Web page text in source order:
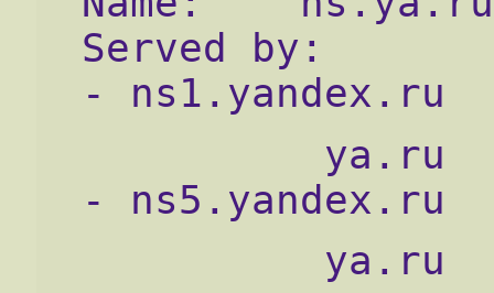
Served by:
- ns1.yandex.ru
ya.ru
- ns5.yandex.ru
ya.ru